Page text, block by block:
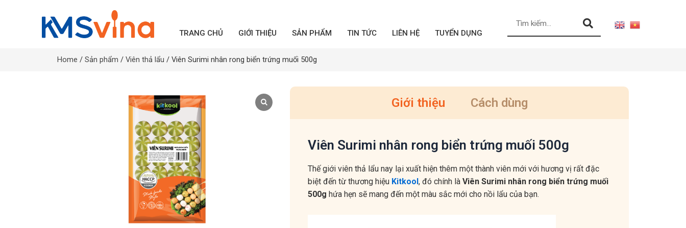
TRANG CHỦ GIỚI THIỆU SẢN PHẨM TIN TỨC LIÊN HỆ TUYỂN DỤNG
Home / Sản phẩm / Viên thả lẩu / Viên Surimi nhân rong biển trứng muối 500g
Giới thiệu Cách dùng
Viên Surimi nhân rong biển trứng muối 500g
Thế giới viên thả lẩu nay lại xuất hiện thêm một thành viên mới với hương vị rất đặc
biệt đến từ thương hiệu Kitkool, đó chính là Viên Surimi nhân rong biển trứng muối
500g hứa hẹn sẽ mang đến một màu sắc mới cho nồi lẩu của bạn.